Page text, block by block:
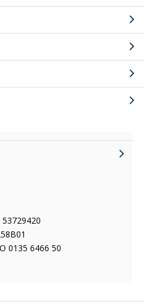
0135 6466 50